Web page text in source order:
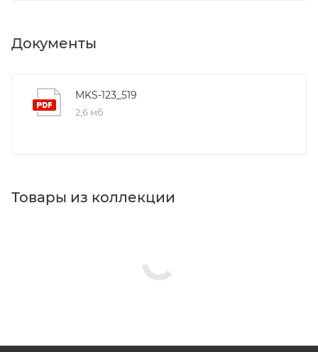
Документы
MKS-123_519
2,6 мб
Товары из коллекции